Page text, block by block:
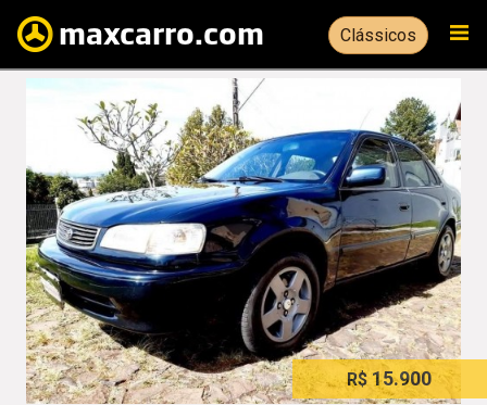
Clássicos
R$ 15.900
R$ 15.900
R$ 15.900
R$ 15.900
R$ 15.900